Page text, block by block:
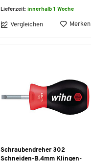
Lieferzeit: innerhalb 1 Woche
Vergleichen Merken
Schraubendreher 302
Schneiden-B.4mm Klingen-